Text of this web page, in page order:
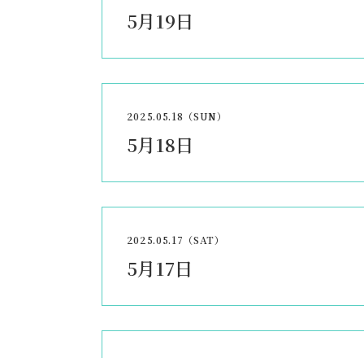
5月19日
2025.05.18（SUN）
5月18日
2025.05.17（SAT）
5月17日